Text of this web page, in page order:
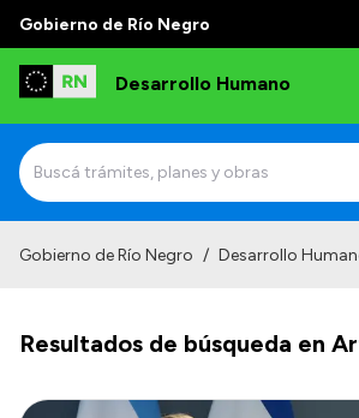
Gobierno de Río Negro
Desarrollo Humano
Misión
Autoridades
Gobierno de Río Negro / Desarrollo
Resultados de búsqueda en